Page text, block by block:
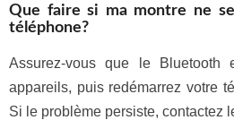
Que faire si ma montre ne
téléphone?
Assurez-vous que le
appareils, puis redémarrez votre
Si le problème persiste, contactez